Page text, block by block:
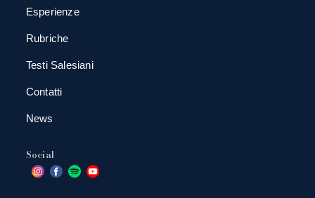
Esperienze
Rubriche
Testi Salesiani
Contatti
News
Social